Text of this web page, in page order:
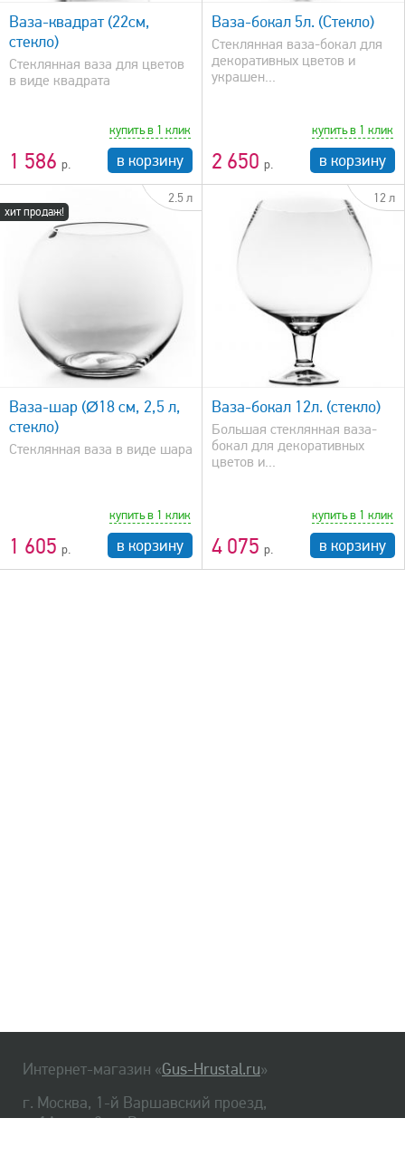
Ваза-квадрат (22см,
стекло)
Стеклянная ваза для цветов
в виде квадрата
1 586
купить в 1 клик
в корзину
Ваза-бокал 5л. (Стекло)
Стеклянная ваза-бокал для
декоративных цветов и
украшен...
2 650
купить в 1 клик
в корзину
хит продаж!
2.5 л
Ваза-шар (Ø18 см, 2,5 л,
стекло)
Стеклянная ваза в виде шара
1 605
купить в 1 клик
в корзину
12 л
быстрый просмотр
Ваза-бокал 12л. (стекло)
Большая стеклянная ваза-
бокал для декоративных
цветов и...
4 075
купить в 1 клик
в корзину
Интернет-магазин «Gus-Hrustal.ru»
г. Москва, 1-й Варшавский проезд,
д. 1А, стр. 3, м. Варшавская